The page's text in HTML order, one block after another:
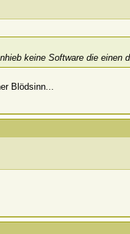
keine Software die einen
Blödsinn...